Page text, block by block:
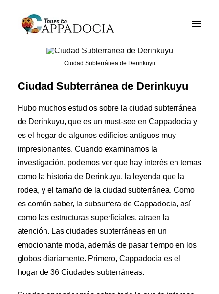
Tours de Cappadocia
Paquetes de Cappadocia
Sobre
Contacto
Ciudad Subterránea de Derinkuyu
Ciudad Subterránea de Derinkuyu
Hubo muchos estudios sobre la ciudad subterránea
de Derinkuyu, que es un must-see en Cappadocia y
es el hogar de algunos edificios antiguos muy
impresionantes. Cuando examinamos la
investigación, podemos ver que hay interés en temas
como la historia de Derinkuyu, la leyenda que la
rodea, y el tamaño de la ciudad subterránea. Como
es común saber, la subsurfera de Cappadocia, así
como las estructuras superficiales, atraen la
atención. Las ciudades subterráneas en un
emocionante moda, además de pasar tiempo en los
globos diariamente. Primero, Cappadocia es el
hogar de 36 Ciudades subterráneas.